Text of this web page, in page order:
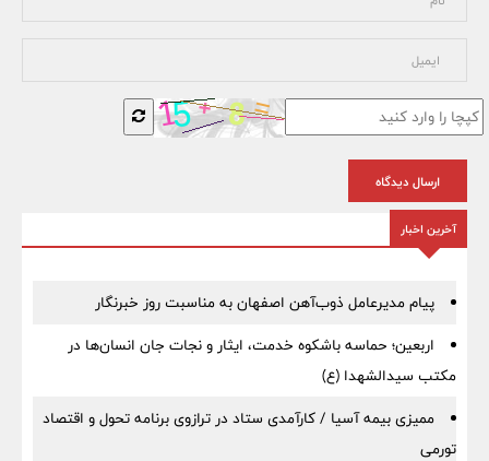
ارسال دیدگاه
آخرین اخبار
پیام مدیرعامل ذوب‌آهن اصفهان به مناسبت روز خبرنگار
اربعین؛ حماسه باشکوه خدمت، ایثار و نجات جان انسان‌ها در
مکتب سیدالشهدا (ع)
ممیزی بیمه آسیا / کارآمدی ستاد در ترازوی برنامه تحول و اقتصاد
تورمی